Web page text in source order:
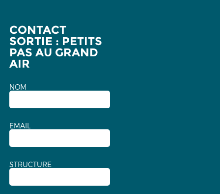
CONTACT
SORTIE : PETITS
PAS AU GRAND
AIR
NOM
EMAIL
STRUCTURE